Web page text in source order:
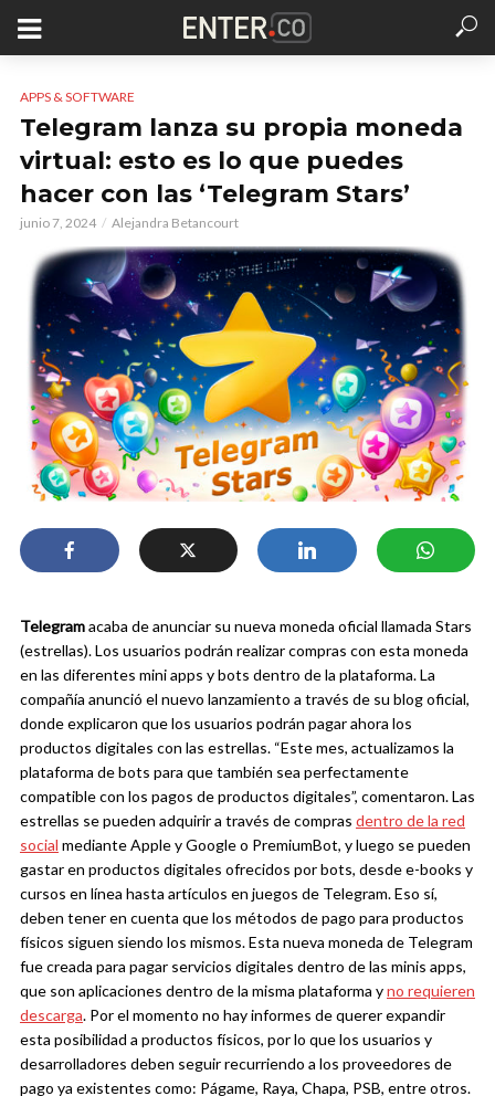
APPS & SOFTWARE
Telegram lanza su propia moneda
virtual: esto es lo que puedes
hacer con las ‘Telegram Stars’
junio 7, 2024 Alejandra Betancourt
Telegramacaba de anunciar su nueva moneda oficial llamada Stars
(estrellas). Los usuarios podrán realizar compras con esta moneda
en las diferentes mini apps y bots dentro de la plataforma.La
compañía anunció el nuevo lanzamiento a través de su blog oficial,
donde explicaron que los usuarios podrán pagar ahora los
productos digitales con las estrellas. “Este mes, actualizamos la
plataforma de bots para que también sea perfectamente
compatible con los pagos de productos digitales”, comentaron.Las
estrellas se pueden adquirir a través de compras dentro de la red
social mediante Apple y Google o PremiumBot, y luego se pueden
gastar en productos digitales ofrecidos por bots, desde e-books y
cursos en línea hasta artículos en juegos de Telegram. Eso sí,
deben tener en cuenta que los métodos de pago para productos
físicos siguen siendo los mismos.Esta nueva moneda de Telegram
fue creada para pagar servicios digitales dentro de las minis apps,
que son aplicaciones dentro de la misma plataforma yno requieren
descarga. Por el momento no hay informes de querer expandir
esta posibilidad a productos físicos, por lo que los usuarios y
desarrolladores deben seguir recurriendo a los proveedores de
pago ya existentes como: Págame, Raya, Chapa, PSB, entre otros.